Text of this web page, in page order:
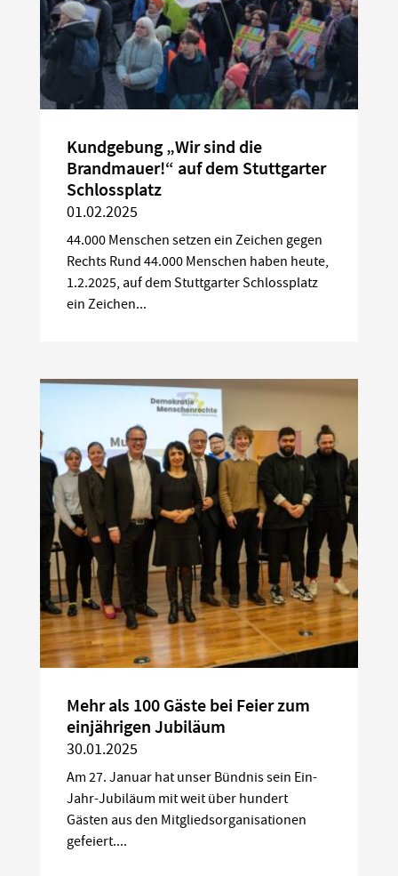
Kundgebung „Wir sind die
Brandmauer!“ auf dem Stuttgarter
Schlossplatz
01.02.2025
44.000 Menschen setzen ein Zeichen gegen
Rechts Rund 44.000 Menschen haben heute,
1.2.2025, auf dem Stuttgarter Schlossplatz
ein Zeichen...
Mehr als 100 Gäste bei Feier zum
einjährigen Jubiläum
30.01.2025
Am 27. Januar hat unser Bündnis sein Ein-
Jahr-Jubiläum mit weit über hundert
Gästen aus den Mitgliedsorganisationen
gefeiert....